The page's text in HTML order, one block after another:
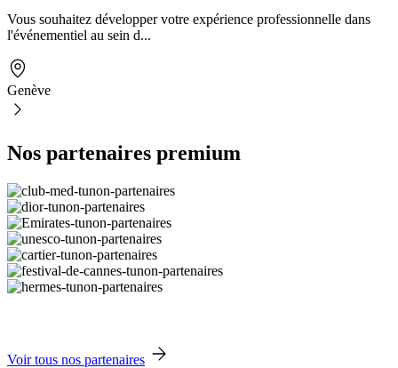
Vous souhaitez développer votre expérience professionnelle dans
l'événementiel au sein d...
Genève
Nos partenaires premium
Voir tous nos partenaires